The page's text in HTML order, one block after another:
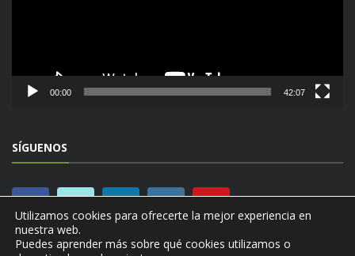
00:00 42:07
SÍGUENOS
Utilizamos cookies para ofrecerte la mejor experiencia en
nuestra web.
Puedes aprender más sobre qué cookies utilizamos o